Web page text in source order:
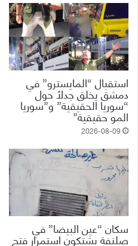
استقبال “المايسترو” في
دمشق يخلق جدلاً حول
“سوريا الحقيقية” و”سوريا
المو حقيقية”
2026-08-09
سكان “عين البيضا” في
صلنفة يشتكون استمرار فتح